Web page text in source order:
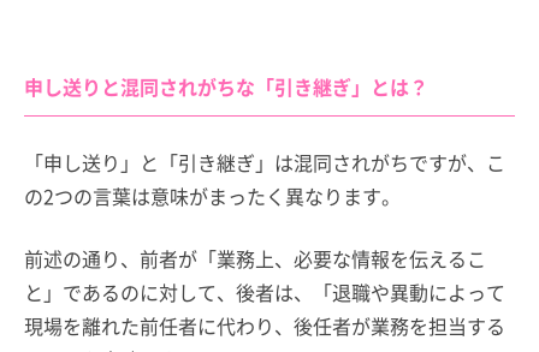
申し送りと混同されがちな「引き継ぎ」とは？
「申し送り」と「引き継ぎ」は混同されがちですが、こ
の2つの言葉は意味がまったく異なります。
前述の通り、前者が「業務上、必要な情報を伝えるこ
と」であるのに対して、後者は、「退職や異動によって
現場を離れた前任者に代わり、後任者が業務を担当する